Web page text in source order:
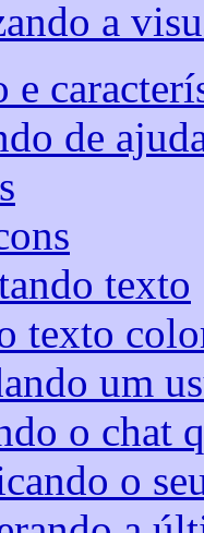
a
e
de
texto
texto
um
o chat
o